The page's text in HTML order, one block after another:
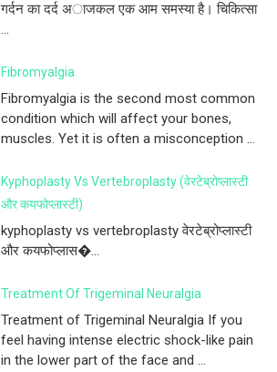
गर्दन का दर्द अाजकल एक आम समस्या है। चिकित्सा
...
Fibromyalgia
Fibromyalgia is the second most common
condition which will affect your bones,
muscles. Yet it is often a misconception ...
Kyphoplasty Vs Vertebroplasty (वेरटेब्रोप्लास्टी
और कयफोप्लास्टी)
kyphoplasty vs vertebroplasty वेरटेब्रोप्लास्टी
और कयफोप्लास�...
Treatment Of Trigeminal Neuralgia
Treatment of Trigeminal Neuralgia If you
feel having intense electric shock-like pain
in the lower part of the face and ...